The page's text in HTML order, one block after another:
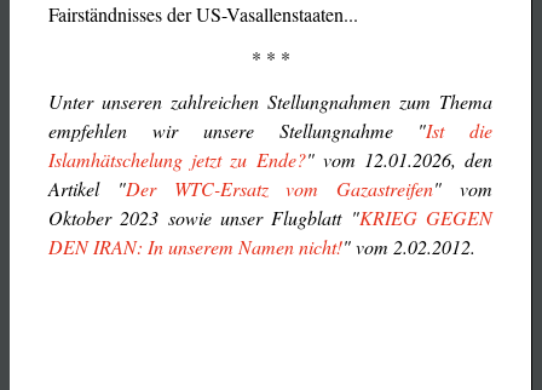
Fairständnisses der US-Vasallenstaaten...
* * *
Unter unseren zahlreichen Stellungnahmen zum Thema
empfehlen wir unsere Stellungnahme "Ist die
Islamhätschelung jetzt zu Ende?" vom 12.01.2026, den
Artikel "Der WTC-Ersatz vom Gazastreifen" vom
Oktober 2023 sowie unser Flugblatt "KRIEG GEGEN
DEN IRAN: In unserem Namen nicht!" vom 2.02.2012.